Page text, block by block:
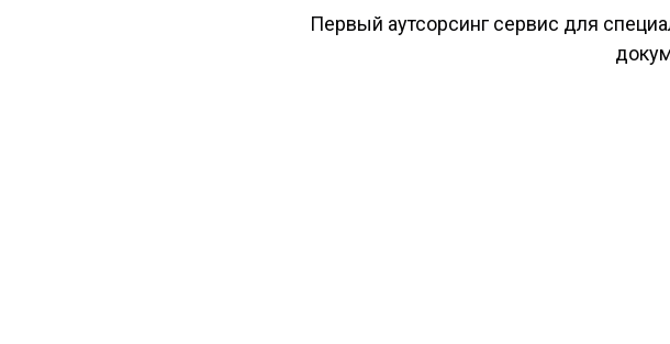
Первый аутсорсинг сервис для